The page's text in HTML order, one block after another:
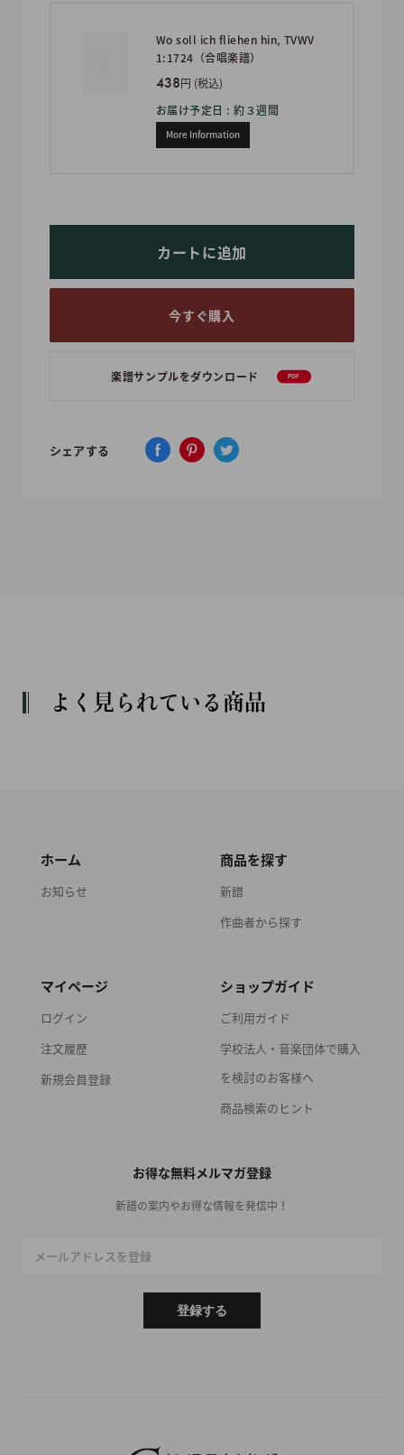
Wo soll ich fliehen hin, TVWV
1:1724（合唱楽譜）
438円 (税込)
お届け予定日 : 約３週間
More Information
カートに追加
今すぐ購入
楽譜サンプルをダウンロード PDF
シェアする
よく見られている商品
ホーム
お知らせ
商品を探す
新譜
作曲者から探す
マイページ
ログイン
注文履歴
新規会員登録
ショップガイド
ご利用ガイド
学校法人・音楽団体で購入
を検討のお客様へ
商品検索のヒント
お得な無料メルマガ登録
新譜の案内やお得な情報を発信中！
メールアドレスを登録
登録する